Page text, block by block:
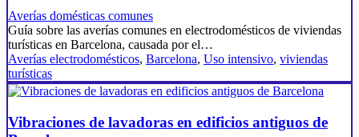
Averías domésticas comunes
Guía sobre las averías comunes en electrodomésticos de viviendas
turísticas en Barcelona, causada por el…
Averías electrodomésticos, Barcelona, Uso intensivo, viviendas
turísticas
Vibraciones de lavadoras en edificios antiguos de